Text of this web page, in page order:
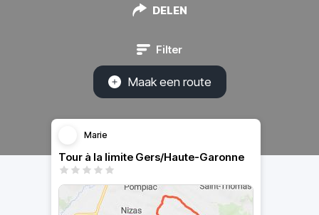
DELEN
Filter
Maak een route
Marie
Tour à la limite Gers/Haute-Garonne